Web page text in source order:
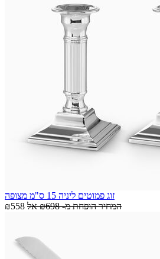
זוג פמוטים ליניה 15 ס"מ מצופה
₪558
המחיר הופחת מ-₪698 אל